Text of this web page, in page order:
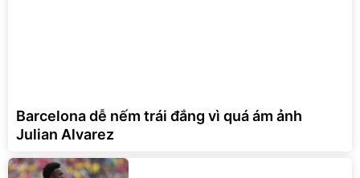
Barcelona dễ nếm trái đắng vì quá ám ảnh
Julian Alvarez